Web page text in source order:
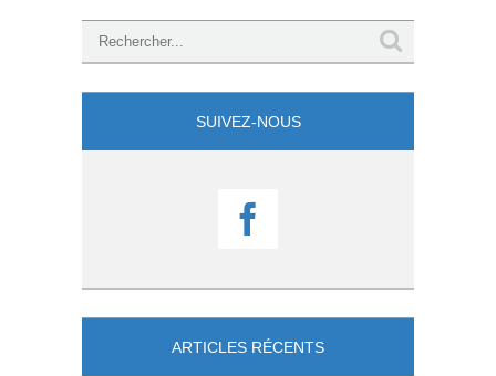
SUIVEZ-NOUS

ARTICLES RÉCENTS